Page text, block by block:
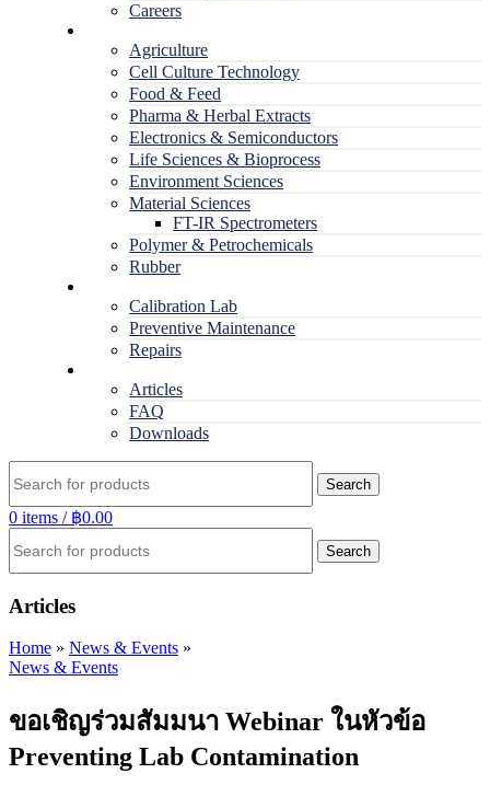
Careers
Agriculture
Cell Culture Technology
Food & Feed
Pharma & Herbal Extracts
Electronics & Semiconductors
Life Sciences & Bioprocess
Environment Sciences
Material Sciences
FT-IR Spectrometers
Polymer & Petrochemicals
Rubber
Calibration Lab
Preventive Maintenance
Repairs
Articles
FAQ
Downloads
Search
0 items / ฿0.00
Search
Articles
Home » News & Events »
News & Events
ขอเชิญร่วมสัมมนา Webinar ในหัวข้อ
Preventing Lab Contamination